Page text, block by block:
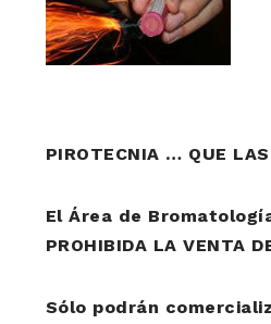
PIROTECNIA … QUE
El Área de
PROHIBIDA LA VENTA
Sólo podrán